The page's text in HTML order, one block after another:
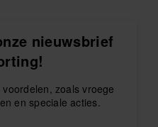
voor stranddagen,
uitstapjes, met
zijn met je
je look compleet met
of tassen voor een
nieuwsbrief
zoals vroege
en speciale acties.